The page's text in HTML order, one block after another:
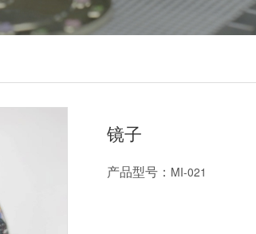
镜子
产品型号： MI-021